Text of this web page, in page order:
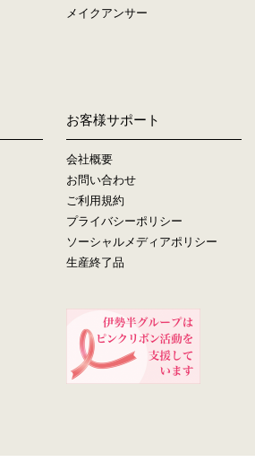
メイクアンサー
お客様サポート
会社概要
お問い合わせ
ご利用規約
プライバシーポリシー
ソーシャルメディアポリシー
生産終了品